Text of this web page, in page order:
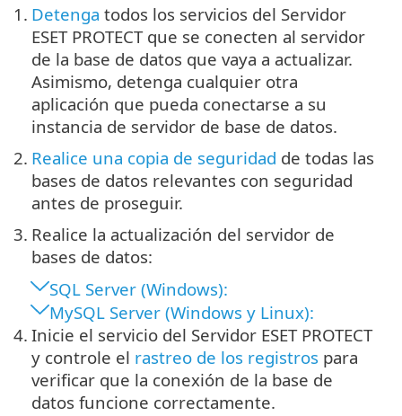
1. Detenga todos los servicios del Servidor
ESET PROTECT que se conecten al servidor
de la base de datos que vaya a actualizar.
Asimismo, detenga cualquier otra
aplicación que pueda conectarse a su
instancia de servidor de base de datos.
2. Realice una copia de seguridad de todas las
bases de datos relevantes con seguridad
antes de proseguir.
3. Realice la actualización del servidor de
bases de datos:
SQL Server (Windows):
MySQL Server (Windows y Linux):
4. Inicie el servicio del Servidor ESET PROTECT
y controle el rastreo de los registros para
verificar que la conexión de la base de
datos funcione correctamente.